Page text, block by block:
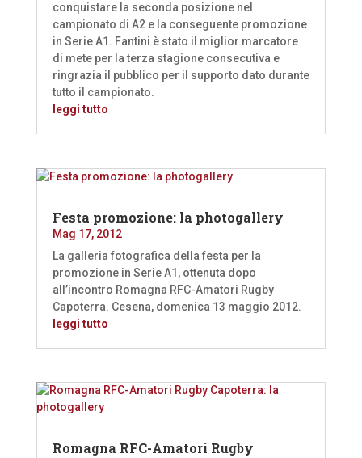
conquistare la seconda posizione nel
campionato di A2 e la conseguente promozione
in Serie A1. Fantini è stato il miglior marcatore
di mete per la terza stagione consecutiva e
ringrazia il pubblico per il supporto dato durante
tutto il campionato.
leggi tutto
Festa promozione: la photogallery
Mag 17, 2012
La galleria fotografica della festa per la
promozione in Serie A1, ottenuta dopo
all’incontro Romagna RFC-Amatori Rugby
Capoterra. Cesena, domenica 13 maggio 2012.
leggi tutto
Romagna RFC-Amatori Rugby